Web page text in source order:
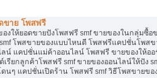
ขาย โพสฟรี
งให้ยอดขายปังโพสฟรี smf ขายของในกลุ่มซื้อ
โพสขายของแบบไหนดี โพสฟรีแคปชั่นโพสข
น์ แคปชั่นแม่ค้าออนไลน์ โพสฟรี ขายของให้ออร์
เรียกลูกค้าโพสฟรี smf ขายของออนไลน์ให้ปัง
นๆ แคปชั่นเปิดร้าน โพสฟรี smf วิธีโพสขายขอ